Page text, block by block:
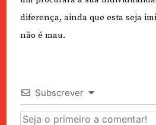
diferença, ainda que esta seja
não é mau.
Subscrever